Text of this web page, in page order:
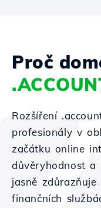
Proč
Rozšíření
profesionály v
začátku online
důvěryhodnost a
jasně
finančních